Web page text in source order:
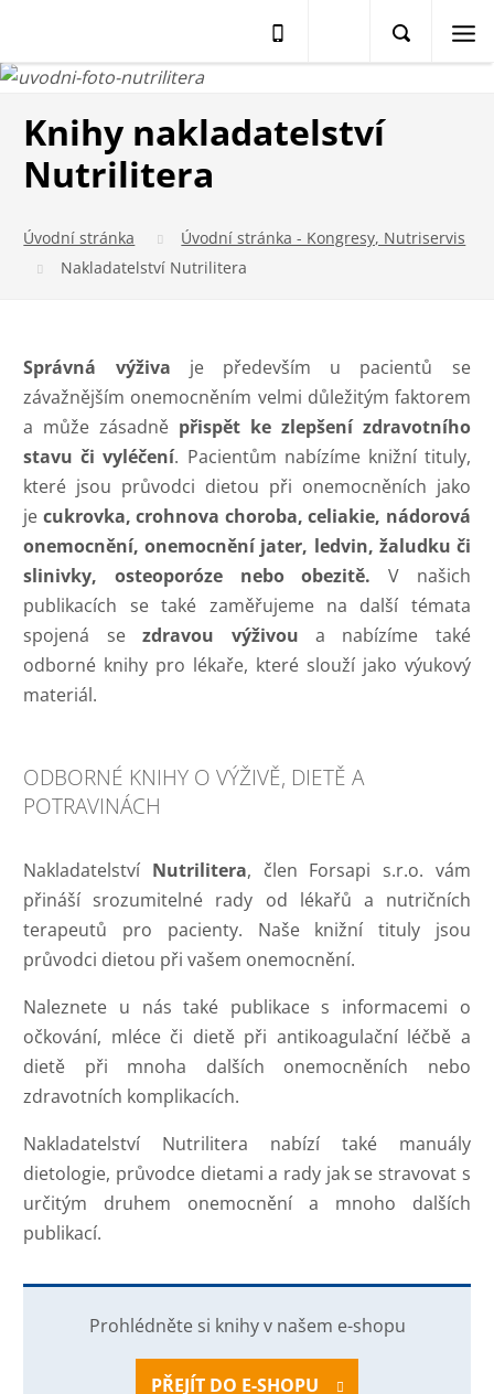
Knihy nakladatelství
Nutrilitera
Úvodní stránka
Úvodní stránka - Kongresy, Nutriservis
Nakladatelství Nutrilitera
Správná výživa je především u pacientů se
závažnějším onemocněním velmi důležitým faktorem
a může zásadně přispět ke zlepšení zdravotního
stavu či vyléčení. Pacientům nabízíme knižní tituly,
které jsou průvodci dietou při onemocněních jako
je cukrovka, crohnova choroba, celiakie, nádorová
onemocnění, onemocnění jater, ledvin, žaludku či
slinivky, osteoporóze nebo obezitě.V našich
publikacích se také zaměřujeme na další témata
spojená sezdravou výživou a nabízíme také
odborné knihy pro lékaře, které slouží jako výukový
materiál.
ODBORNÉ KNIHY O VÝŽIVĚ, DIETĚ A
POTRAVINÁCH
Nakladatelství Nutrilitera, člen Forsapi s.r.o. vám
přináší srozumitelné rady od lékařů a nutričních
terapeutů pro pacienty. Naše knižní tituly jsou
průvodci dietou při vašem onemocnění.
Naleznete u nás také publikace s informacemi o
očkování, mléce či dietě při antikoagulační léčbě a
dietě při mnoha dalších onemocněních nebo
zdravotních komplikacích.
Nakladatelství Nutrilitera nabízí také manuály
dietologie, průvodce dietami a rady jak se stravovat s
určitým druhem onemocnění a mnoho dalších
publikací.
Prohlédněte si knihy v našem e-shopu
PŘEJÍT DO E-SHOPU